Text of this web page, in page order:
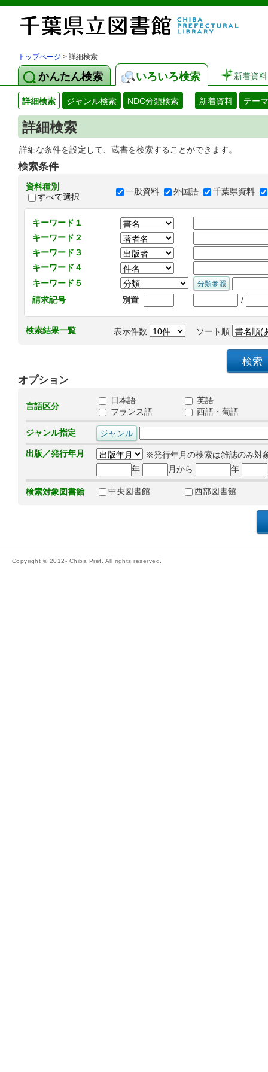
トップページ > 詳細検索
かんたん検索 いろいろ検索 新着資料
詳細検索 ジャンル検索 NDC分類検索 新着資料 テー
詳細検索
詳細な条件を設定して、蔵書を検索することができます。
検索条件
資料種別
すべて選択
一般資料 外国語 千葉県資料
キーワード１
キーワード２
キーワード３
キーワード４
キーワード５
請求記号
別置 /
検索結果一覧 表示件数 ソート順
オプション
言語区分
日本語
英語
フランス語
西語・葡語
ジャンル指定
出版／発行年月
※発行年月の検索は雑誌のみ対
年
月から 年
検索対象図書館 中央図書館 西部図書館
Copyright © 2012- Chiba Pref. All rights reserved.